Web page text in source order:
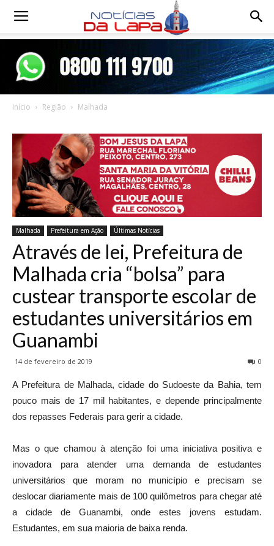
Notícias
Início Região Malhada
Malhada Prefeitura em Ação Últimas Notícias
Através de lei, Prefeitura de
Malhada cria “bolsa” para
custear transporte escolar de
estudantes universitários em
Guanambi
14 de fevereiro de 2019 0
A Prefeitura de Malhada, cidade do Sudoeste da Bahia, tem
pouco mais de 17 mil habitantes, e depende principalmente
dos repasses Federais para gerir a cidade.
Mas o que chamou à atenção foi uma iniciativa positiva e
inovadora para atender uma demanda de estudantes
universitários que moram no município e precisam se
deslocar diariamente mais de 100 quilômetros para chegar até
a cidade de Guanambi, onde estes jovens estudam.
Estudantes, em sua maioria de baixa renda.